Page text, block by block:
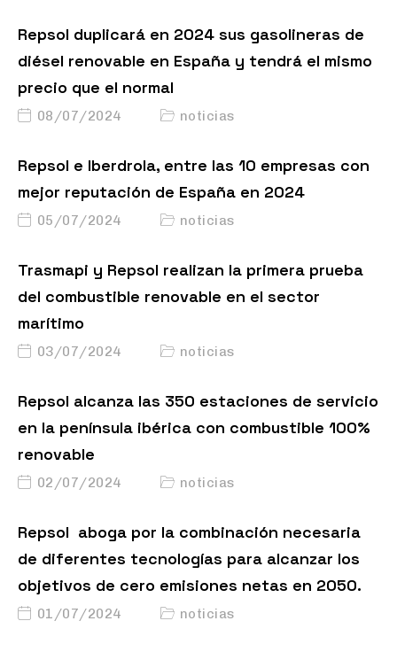
Repsol duplicará en 2024 sus gasolineras de
diésel renovable en España y tendrá el mismo
precio que el normal
08/07/2024 noticias
Repsol e Iberdrola, entre las 10 empresas con
mejor reputación de España en 2024
05/07/2024 noticias
Trasmapi y Repsol realizan la primera prueba
del combustible renovable en el sector
marítimo
03/07/2024 noticias
Repsol alcanza las 350 estaciones de servicio
en la península ibérica con combustible 100%
renovable
02/07/2024 noticias
Repsol aboga por la combinación necesaria
de diferentes tecnologías para alcanzar los
objetivos de cero emisiones netas en 2050.
01/07/2024 noticias